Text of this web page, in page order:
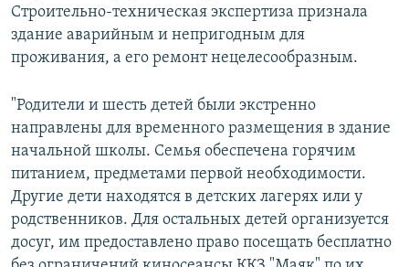
Строительно-техническая экспертиза признала
здание аварийным и непригодным для
проживания, а его ремонт нецелесообразным.
"Родители и шесть детей были экстренно
направлены для временного размещения в здание
начальной школы. Семья обеспечена горячим
питанием, предметами первой необходимости.
Другие дети находятся в детских лагерях или у
родственников. Для остальных детей организуется
досуг, им предоставлено право посещать бесплатно